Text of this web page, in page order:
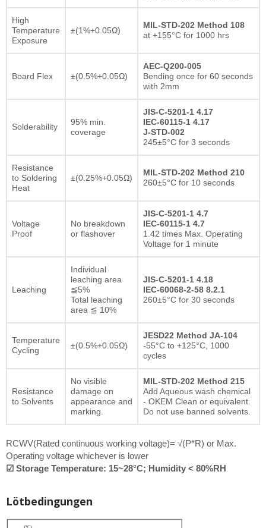
High
Temperature
Exposure
±(1%+0.05Ω)
MIL-STD-202 Method 108
at +155°C for 1000 hrs
Board Flex ±(0.5%+0.05Ω)
AEC-Q200-005
Bending once for 60 seconds
with 2mm
Solderability
95% min.
coverage
JIS-C-5201-1 4.17
IEC-60115-1 4.17
J-STD-002
245±5°C for 3 seconds
Resistance
to Soldering
Heat
±(0.25%+0.05Ω)
MIL-STD-202 Method 210
260±5°C for 10 seconds
Voltage
Proof
No breakdown
or flashover
JIS-C-5201-1 4.7
IEC-60115-1 4.7
1.42 times Max. Operating
Voltage for 1 minute
Leaching
Individual
leaching area
≦5%
Total leaching
area ≦ 10%
JIS-C-5201-1 4.18
IEC-60068-2-58 8.2.1
260±5°C for 30 seconds
Temperature
Cycling
±(0.5%+0.05Ω)
JESD22 Method JA-104
-55°C to +125°C, 1000
cycles
Resistance
to Solvents
No visible
damage on
appearance and
marking.
MIL-STD-202 Method 215
Add Aqueous wash chemical
- OKEM Clean or equivalent.
Do not use banned solvents.
RCWV(Rated continuous working voltage)= √(P*R) or Max.
Operating voltage whichever is lower
☑ Storage Temperature: 15~28°C; Humidity < 80%RH
Lötbedingungen